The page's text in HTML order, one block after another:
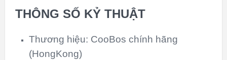
THÔNG SỐ KỶ THUẬT
Thương hiệu: CooBos chính hãng
(HongKong)